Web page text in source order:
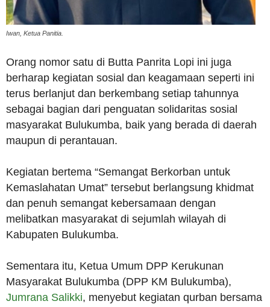
Iwan, Ketua Panitia.
Orang nomor satu di Butta Panrita Lopi ini juga
berharap kegiatan sosial dan keagamaan seperti ini
terus berlanjut dan berkembang setiap tahunnya
sebagai bagian dari penguatan solidaritas sosial
masyarakat Bulukumba, baik yang berada di daerah
maupun di perantauan.
Kegiatan bertema “Semangat Berkorban untuk
Kemaslahatan Umat” tersebut berlangsung khidmat
dan penuh semangat kebersamaan dengan
melibatkan masyarakat di sejumlah wilayah di
Kabupaten Bulukumba.
Sementara itu, Ketua Umum DPP Kerukunan
Masyarakat Bulukumba (DPP KM Bulukumba),
Jumrana Salikki, menyebut kegiatan qurban bersama